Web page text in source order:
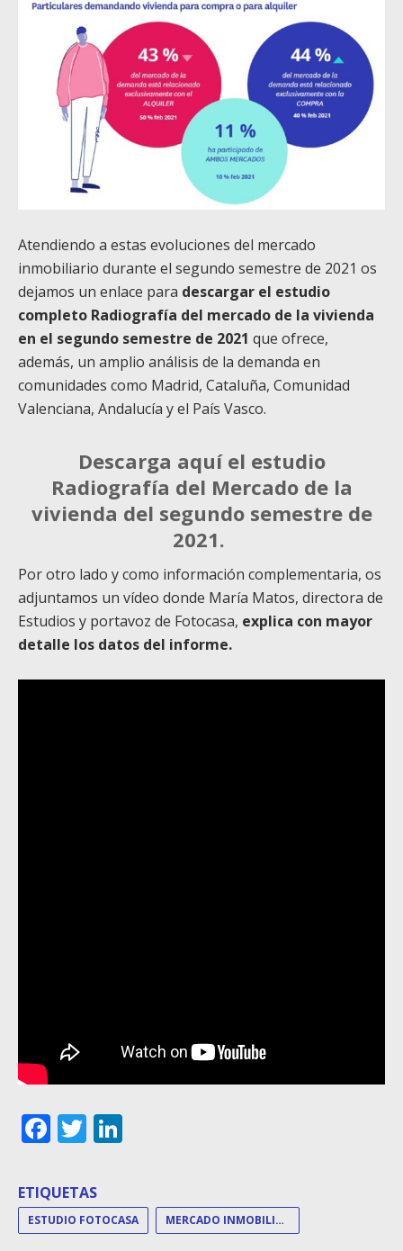
Atendiendo a estas evoluciones del mercado
inmobiliario durante el segundo semestre de 2021 os
dejamos un enlace para descargar el estudio
completo Radiografía del mercado de la vivienda
en el segundo semestre de 2021 que ofrece,
además, un amplio análisis de la demanda en
comunidades como Madrid, Cataluña, Comunidad
Valenciana, Andalucía y el País Vasco.
Descarga aquí el estudio
Radiografía del Mercado de la
vivienda del segundo semestre de
2021.
Por otro lado y como información complementaria, os
adjuntamos un vídeo donde María Matos, directora de
Estudios y portavoz de Fotocasa, explica con mayor
detalle los datos del informe.
Facebook
Twitter
ETIQUETAS
ESTUDIO FOTOCASA MERCADO INMOBILIARIO